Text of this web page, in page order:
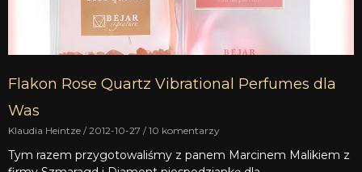
Flakon Rose Quartz Vibrational Perfumes dla
Was
Klaudia Heintze 2012-10-27 10 komentarzy
Tym razem przygotowaliśmy z panem Marcinem Malikiem z